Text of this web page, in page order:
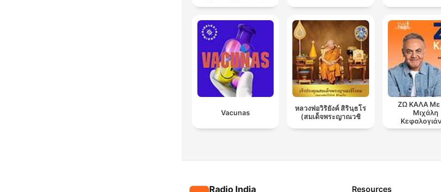
Vacunas
หลวงพ่อวิริยังค์ สิรินฺธโร
(สมเด็จพระญาณวชิ
ΖΩ ΚΑΛΑ Με
Μιχάλη
Radio India Resources